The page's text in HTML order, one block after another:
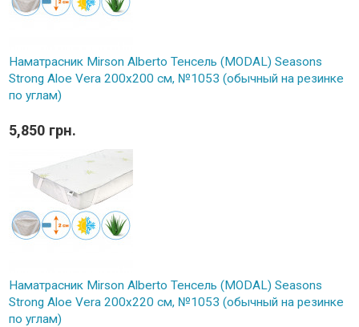
Наматрасник Mirson Alberto Тенсель (MODAL) Seasons
Strong Aloe Vera 200x200 см, №1053 (обычный на резинке
по углам)
5,850 грн.
Наматрасник Mirson Alberto Тенсель (MODAL) Seasons
Strong Aloe Vera 200x220 см, №1053 (обычный на резинке
по углам)